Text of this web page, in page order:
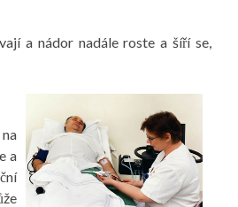
a nádor nadále roste a šíří se,
a